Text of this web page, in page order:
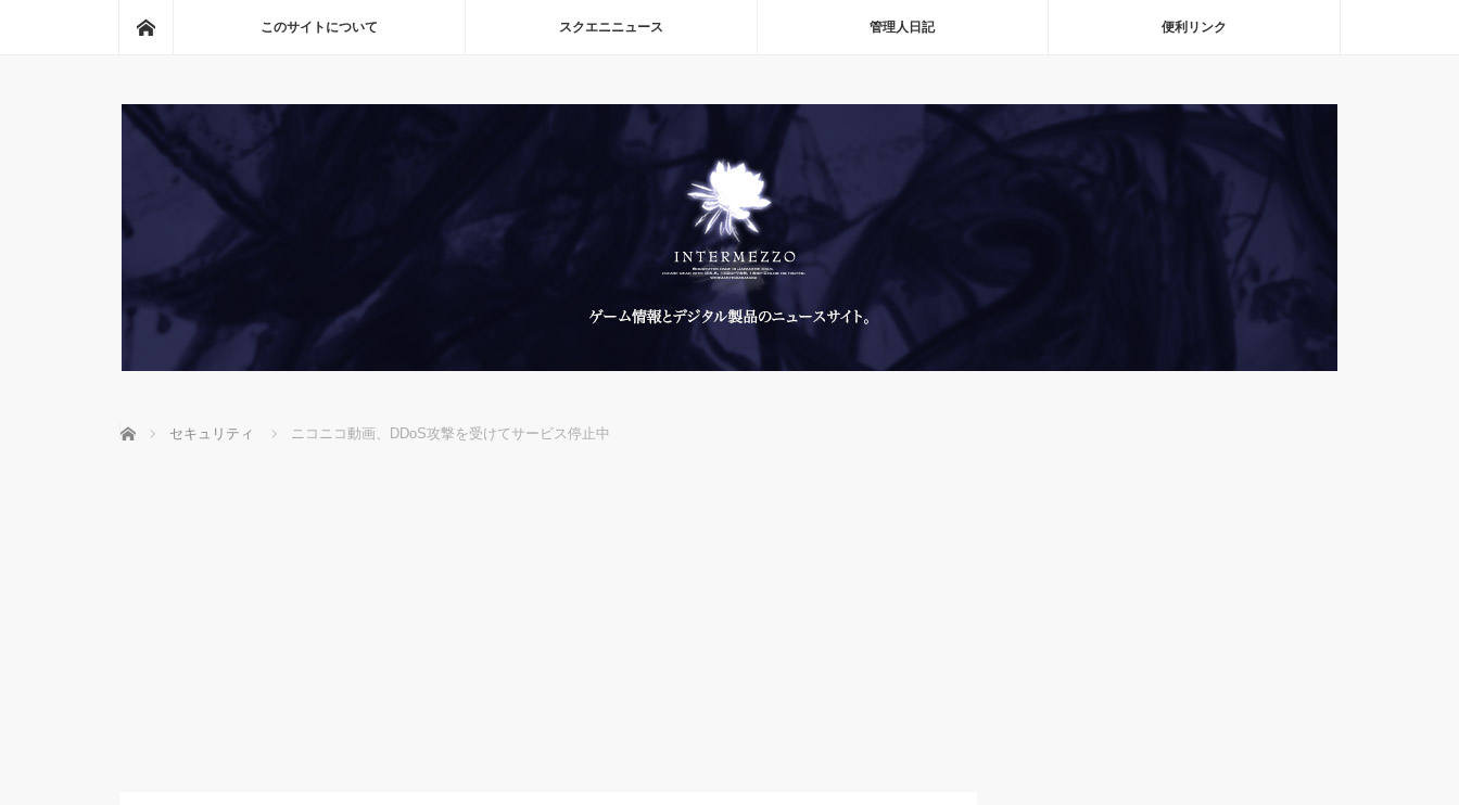
このサイトについて スクエニニュース 管理人日記 便利リンク
ホーム セキュリティ ニコニコ動画、DDoS攻撃を受けてサービス停止中